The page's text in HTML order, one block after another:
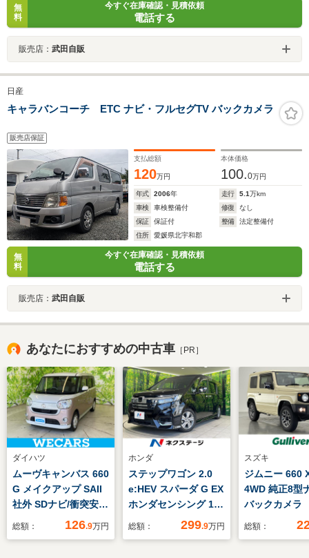
無
料
今すぐ在庫確認・見積依頼
電話する
販売店： 武田自販
日産
キャラバンコーチ ETC ナビ・フルセグTV バックカメラ
販売店保証
支払総額
120万円
本体価格
100.0万円
年式 2006年 走行 5.1万km
車検
車検整備付 修復
なし
保証
保証付 整備
法定整備付
住所
愛媛県北宇和郡
無
料
今すぐ在庫確認・見積依頼
電話する
販売店： 武田自販
あなたにおすすめの中古車 ［PR］
ダイハツ
ムーヴキャンバス 660
G メイクアップ SAII
社外 SDナビ/衝突安全
装置/両側電動スライ
総額： 126.9万円
ホンダ
ステップワゴン 2.0
e:HEV スパーダ G EX
ホンダセンシング 12
インチ後席モニター
総額： 299.9万円
スズキ
ジムニー 660
4WD 純正8
バックカメラ
ヒーター
総額：